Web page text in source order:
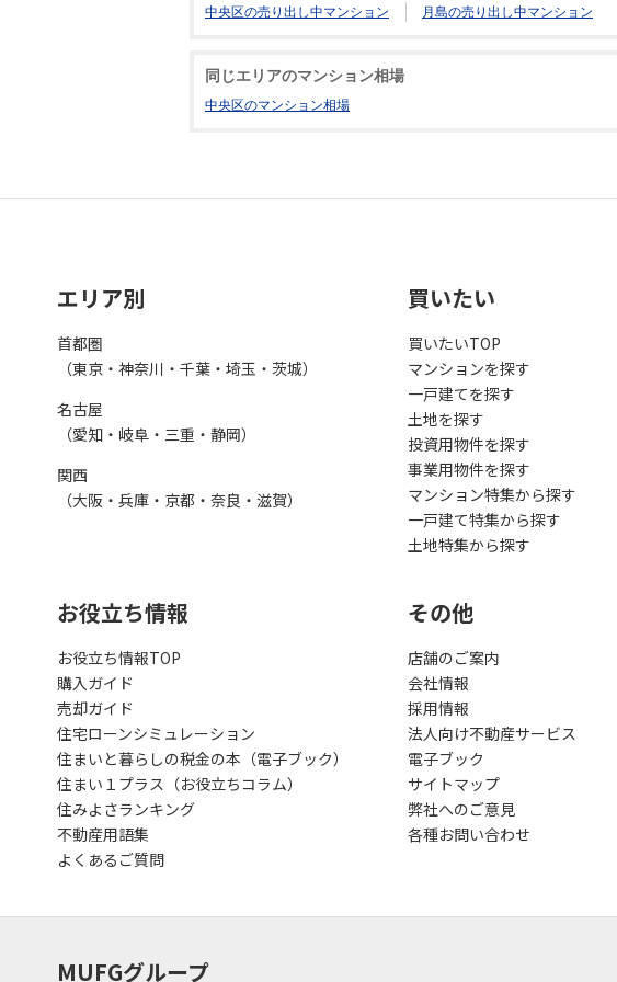
中央区の売り出し中マンション 月島の売り出し中マンション
同じエリアのマンション相場
中央区のマンション相場
エリア別
首都圏
（東京・神奈川・千葉・埼玉・茨城）
名古屋
（愛知・岐阜・三重・静岡）
関西
（大阪・兵庫・京都・奈良・滋賀）
買いたい
買いたいTOP
マンションを探す
一戸建てを探す
土地を探す
投資用物件を探す
事業用物件を探す
マンション特集から探す
一戸建て特集から探す
土地特集から探す
お役立ち情報
お役立ち情報TOP
購入ガイド
売却ガイド
住宅ローンシミュレーション
住まいと暮らしの税金の本（電子ブック）
住まい１プラス（お役立ちコラム）
住みよさランキング
不動産用語集
よくあるご質問
その他
店舗のご案内
会社情報
採用情報
法人向け不動産サービス
電子ブック
サイトマップ
弊社へのご意見
各種お問い合わせ
MUFGグループ